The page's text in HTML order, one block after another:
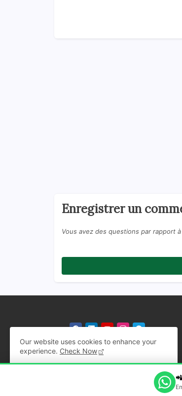
Enregistrer un
Vous avez des questions par rapport
Our website uses cookies to enhance your
experience. Check Now